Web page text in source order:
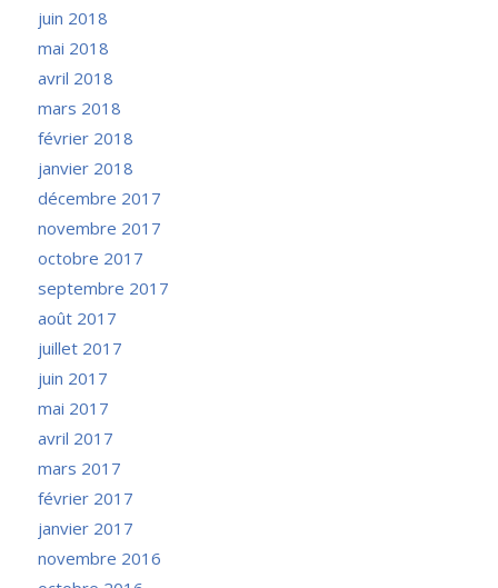
juin 2018
mai 2018
avril 2018
mars 2018
février 2018
janvier 2018
décembre 2017
novembre 2017
octobre 2017
septembre 2017
août 2017
juillet 2017
juin 2017
mai 2017
avril 2017
mars 2017
février 2017
janvier 2017
novembre 2016